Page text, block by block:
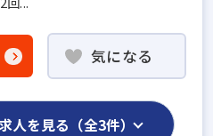
気になる
人を見る（全3件）